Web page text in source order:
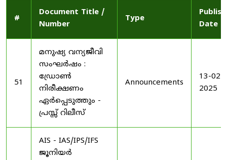
#
Document Title /
Number
Type
Date
51
മനുഷ്യ വന്യജീവി
സംഘർഷം :
ഡ്രോൺ
നിരീക്ഷണം
ഏർപ്പെടുത്തും -
പ്രസ്സ് റിലീസ്
Announcements
13-02-
2025
AIS - IAS/IPS/IFS
ജൂനിയർ